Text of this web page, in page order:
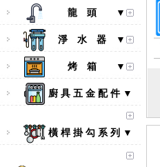
龍 頭 ▼
淨 水 器 ▼
烤 箱 ▼
廚 具 五 金 配 件 ▼
橫 桿 掛 勾 系 列 ▼